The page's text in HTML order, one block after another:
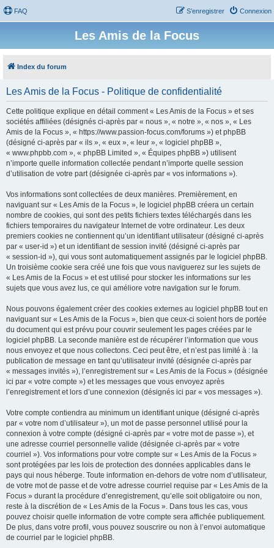
FAQ Connexion
S’enregistrer
Les Amis de la Focus
Index du forum
Les Amis de la Focus - Politique de confidentialité
Cette politique explique en détail comment « Les Amis de la Focus » et ses
sociétés affiliées (désignés ci-après par « nous », « notre », « nos », « Les
Amis de la Focus », « https://www.passion-focus.com/forums ») et phpBB
(désigné ci-après par « ils », « eux », « leur », « logiciel phpBB »,
« www.phpbb.com », « phpBB Limited », « Équipes phpBB ») utilisent
n’importe quelle information collectée pendant n’importe quelle session
d’utilisation de votre part (désignée ci-après par « vos informations »).
Vos informations sont collectées de deux manières. Premièrement, en
naviguant sur « Les Amis de la Focus », le logiciel phpBB créera un certain
nombre de cookies, qui sont des petits fichiers textes téléchargés dans les
fichiers temporaires du navigateur Internet de votre ordinateur. Les deux
premiers cookies ne contiennent qu’un identifiant utilisateur (désigné ci-après
par « user-id ») et un identifiant de session invité (désigné ci-après par
« session-id »), qui vous sont automatiquement assignés par le logiciel phpBB.
Un troisième cookie sera créé une fois que vous naviguerez sur les sujets de
« Les Amis de la Focus » et est utilisé pour stocker les informations sur les
sujets que vous avez lus, ce qui améliore votre navigation sur le forum.
Nous pouvons également créer des cookies externes au logiciel phpBB tout en
naviguant sur « Les Amis de la Focus », bien que ceux-ci soient hors de portée
du document qui est prévu pour couvrir seulement les pages créées par le
logiciel phpBB. La seconde manière est de récupérer l’information que vous
nous envoyez et que nous collectons. Ceci peut être, et n’est pas limité à : la
publication de message en tant qu’utilisateur invité (désignée ci-après par
« messages invités »), l’enregistrement sur « Les Amis de la Focus » (désignée
ici par « votre compte ») et les messages que vous envoyez après
l’enregistrement et lors d’une connexion (désignés ici par « vos messages »).
Votre compte contiendra au minimum un identifiant unique (désigné ci-après
par « votre nom d’utilisateur »), un mot de passe personnel utilisé pour la
connexion à votre compte (désigné ci-après par « votre mot de passe »), et
une adresse courriel personnelle valide (désignée ci-après par « votre
courriel »). Vos informations pour votre compte sur « Les Amis de la Focus »
sont protégées par les lois de protection des données applicables dans le
pays qui nous héberge. Toute information en-dehors de votre nom d’utilisateur,
de votre mot de passe et de votre adresse courriel requise par « Les Amis de la
Focus » durant la procédure d’enregistrement, qu’elle soit obligatoire ou non,
reste à la discrétion de « Les Amis de la Focus ». Dans tous les cas, vous
pouvez choisir quelle information de votre compte sera affichée publiquement.
De plus, dans votre profil, vous pouvez souscrire ou non à l’envoi automatique
de courriel par le logiciel phpBB.